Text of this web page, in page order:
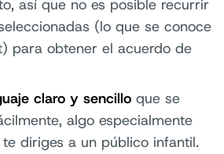
así que no es posible recurrir
(lo que se conoce
para obtener el acuerdo de
claro y sencillo que se
algo especialmente
diriges a un público infantil.